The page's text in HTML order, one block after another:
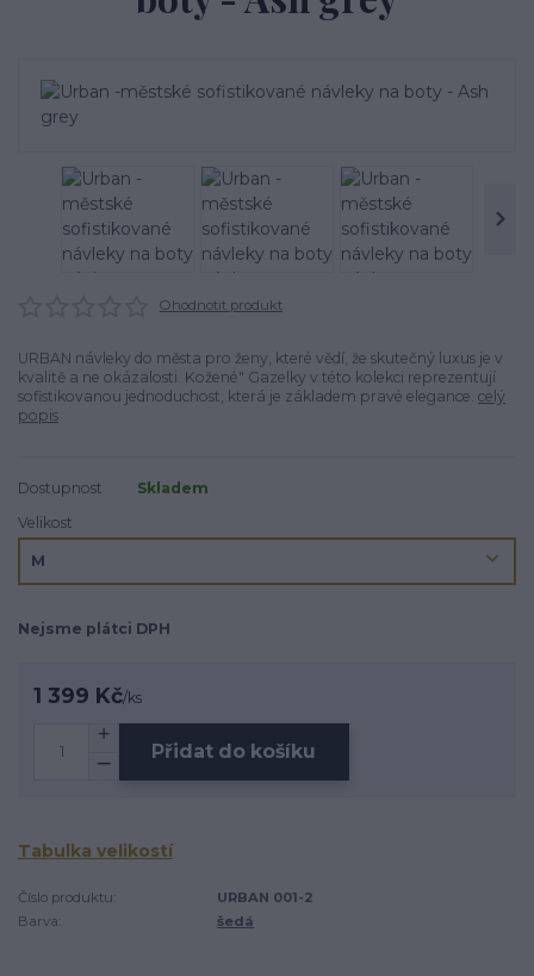
Ohodnotit produkt
URBAN návleky do města pro ženy, které vědí, že skutečný luxus je v
kvalitě a ne okázalosti. Kožené" Gazelky v této kolekci reprezentují
sofistikovanou jednoduchost, která je základem pravé elegance. celý
popis
Dostupnost
Skladem
Velikost
Nejsme plátci DPH
1 399 Kč/ks
Přidat do košíku
Tabulka velikostí
Číslo produktu:
URBAN 001-2
Barva:
šedá